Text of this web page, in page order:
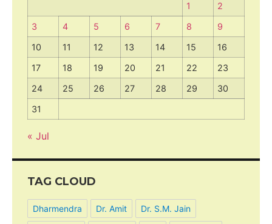
1
2
3
4 5 6 7 8
9
10
11 12 13 14 15
16
17
18 19 20 21 22
23
24
25 26 27 28 29
30
31
« Jul
TAG CLOUD
Dharmendra Dr. Amit Dr. S.M. Jain